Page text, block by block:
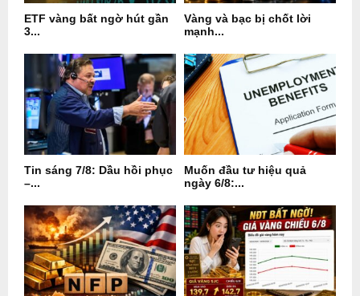
ETF vàng bất ngờ hút gần
3...
Vàng và bạc bị chốt lời
mạnh...
Tin sáng 7/8: Dầu hồi phục
–...
Muốn đầu tư hiệu quả
ngày 6/8:...